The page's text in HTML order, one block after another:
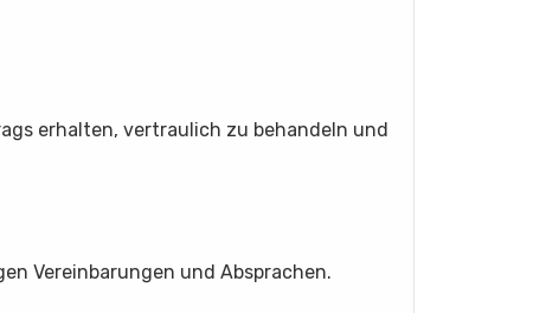
erhalten, vertraulich zu behandeln und
Vereinbarungen und Absprachen.